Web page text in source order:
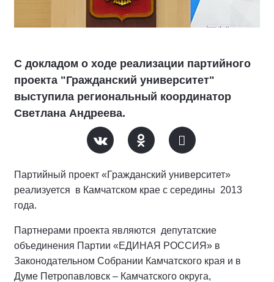
С докладом о ходе реализации партийного
проекта "Гражданский университет"
выступила региональный координатор
Светлана Андреева.
Партийный проект «Гражданский университет»
реализуется в Камчатском крае с середины 2013
года.
Партнерами проекта являются депутатские
объединения Партии «ЕДИНАЯ РОССИЯ» в
Законодательном Собрании Камчатского края и в
Думе Петропавловск – Камчатского округа,